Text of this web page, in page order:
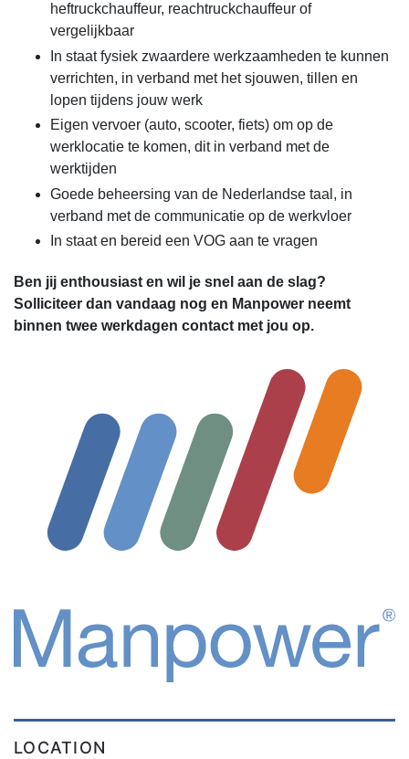
heftruckchauffeur, reachtruckchauffeur of
vergelijkbaar
In staat fysiek zwaardere werkzaamheden te kunnen
verrichten, in verband met het sjouwen, tillen en
lopen tijdens jouw werk
Eigen vervoer (auto, scooter, fiets) om op de
werklocatie te komen, dit in verband met de
werktijden
Goede beheersing van de Nederlandse taal, in
verband met de communicatie op de werkvloer
In staat en bereid een VOG aan te vragen
Ben jij enthousiast en wil je snel aan de slag?
Solliciteer dan vandaag nog en Manpower neemt
binnen twee werkdagen contact met jou op.
LOCATION